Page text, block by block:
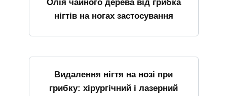
Олія чайного дерева від грибка
нігтів на ногах застосування
Видалення нігтя на нозі при
грибку: хірургічний і лазерний